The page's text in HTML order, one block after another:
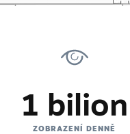
1 bilion
ZOBRAZENÍ DENNĚ